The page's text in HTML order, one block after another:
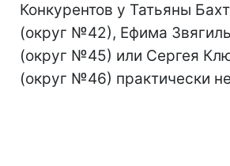
Конкурентов у Татьяны
(округ №42), Ефима
(округ №45) или Сергея
(округ №46) практически